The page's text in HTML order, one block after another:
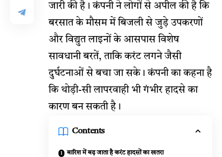
जारी की है। कंपनी ने लोगों से अपील की है कि
बरसात के मौसम में बिजली से जुड़े उपकरणों
और विद्युत लाइनों के आसपास विशेष
सावधानी बरतें, ताकि करंट लगने जैसी
दुर्घटनाओं से बचा जा सके। कंपनी का कहना है
कि थोड़ी-सी लापरवाही भी गंभीर हादसे का
कारण बन सकती है।
Contents
बारिश में बढ़ जाता है करंट हादसों का खतरा